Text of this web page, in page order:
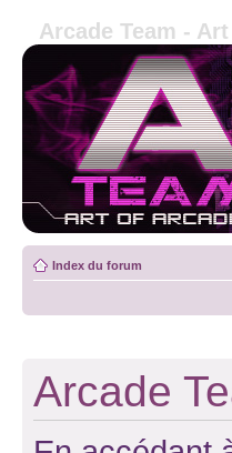
Arcade Team -
Index du forum
Arcade